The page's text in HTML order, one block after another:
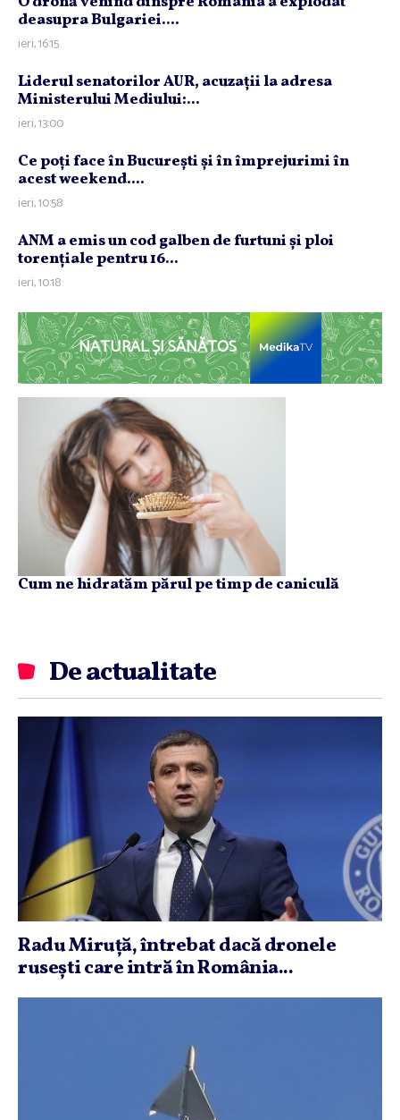
deasupra Bulgariei....
ieri, 16:15
Liderul senatorilor AUR, acuzaţii la adresa
Ministerului Mediului:...
ieri, 13:00
Ce poţi face în Bucureşti şi în împrejurimi în
acest weekend....
ieri, 10:58
ANM a emis un cod galben de furtuni şi ploi
torenţiale pentru 16...
ieri, 10:18
NATURAL ȘI SĂNĂTOS
Cum ne hidratăm părul pe timp de caniculă
De actualitate
Radu Miruţă, întrebat dacă dronele
ruseşti care intră în România...